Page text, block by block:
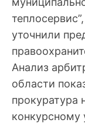
уточнили
Анализ
области
прокуратура